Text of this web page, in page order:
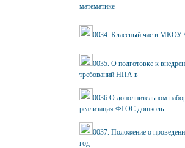
математике
0034. Классный час в
0035. О подготовке к
требований НПА в
0036.О дополнительном
реализация ФГОС дошколь
0037. Положение о
год